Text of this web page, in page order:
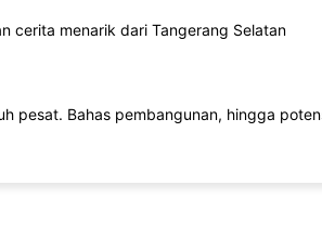
cerita menarik dari Tangerang Selatan
pesat. Bahas pembangunan, hingga